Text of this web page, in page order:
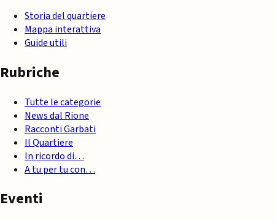
Storia del quartiere
Mappa interattiva
Guide utili
Rubriche
Tutte le categorie
News dal Rione
Racconti Garbati
Il Quartiere
In ricordo di…
A tu per tu con…
Eventi